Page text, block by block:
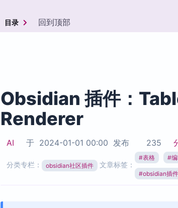
载
目录 回到顶部
Obsidian 插件：
Renderer
AI 于 2024-01-01 00:00 发布 235
分类专栏： obsidian社区插件 文章标签：
#表格 #
#obsidian插件